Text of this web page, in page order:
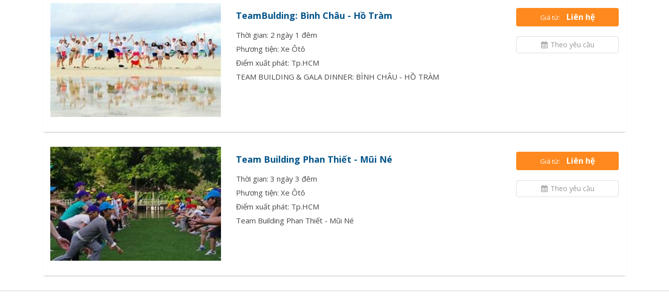
TeamBulding: Bình Châu - Hồ Tràm
Thời gian: 2 ngày 1 đêm
Phương tiện: Xe Ôtô
Điểm xuất phát: Tp.HCM
TEAM BUILDING & GALA DINNER: BÌNH CHÂU - HỒ TRÀM
Giá từ: Liên hệ
Theo yêu cầu
Team Building Phan Thiết - Mũi Né
Thời gian: 3 ngày 3 đêm
Phương tiện: Xe Ôtô
Điểm xuất phát: Tp.HCM
Team Building Phan Thiết - Mũi Né
Giá từ: Liên hệ
Theo yêu cầu